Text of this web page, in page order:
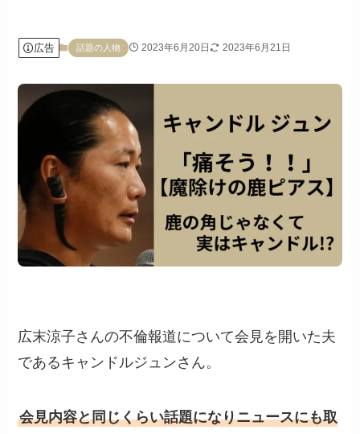
広告 話題の人物 2023年6月20日 2023年6月21日
広末涼子さんの不倫報道について会見を開いた夫
であるキャンドルジュンさん。
会見内容と同じくらい話題になりニュースにも取